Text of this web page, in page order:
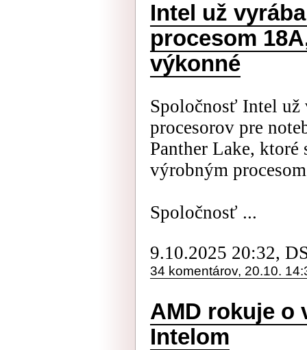
Intel už
procesom
výkonné
Spoločnosť Intel už
procesorov pre
Panther Lake,
výrobným
Spoločnosť ...
9.10.2025 20:32,
34 komentárov, 20.10.
AMD rokuje o
Intelom